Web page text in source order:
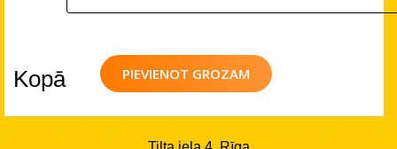
PIEVIENOT GROZAM
Kopā